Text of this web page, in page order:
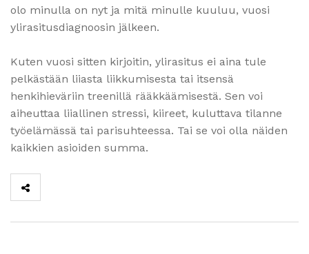
olo minulla on nyt ja mitä minulle kuuluu, vuosi
ylirasitusdiagnoosin jälkeen.
Kuten vuosi sitten kirjoitin, ylirasitus ei aina tule
pelkästään liiasta liikkumisesta tai itsensä
henkihieväriin treenillä rääkkäämisestä. Sen voi
aiheuttaa liiallinen stressi, kiireet, kuluttava tilanne
työelämässä tai parisuhteessa. Tai se voi olla näiden
kaikkien asioiden summa.